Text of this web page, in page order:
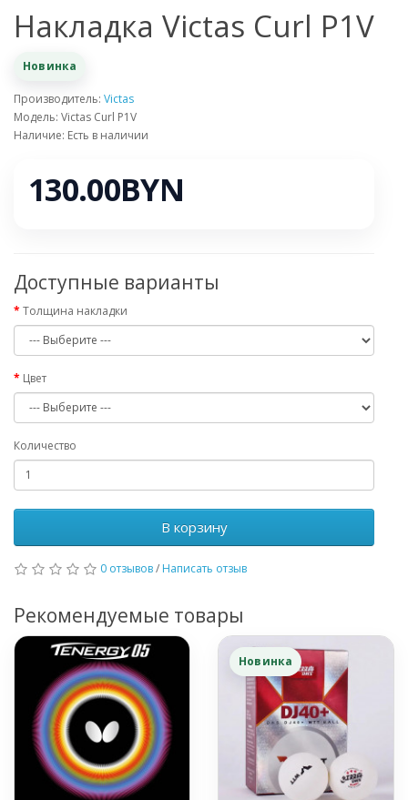
Накладка Victas Curl P1V
Новинка
Производитель: Victas
Модель: Victas Curl P1V
Наличие: Есть в наличии
130.00BYN
Доступные варианты
Толщина накладки
Цвет
Количество
В корзину
0 отзывов/ Написать отзыв
Рекомендуемые товары
Новинка